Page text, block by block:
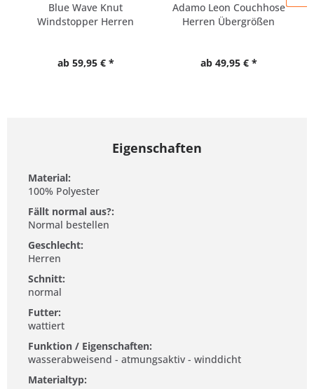
Blue Wave Knut
Windstopper Herren
ab 59,95 € *
Adamo Leon Couchhose
Herren Übergrößen
ab 49,95 € *
Eigenschaften
Material:
100% Polyester
Fällt normal aus?:
Normal bestellen
Geschlecht:
Herren
Schnitt:
normal
Futter:
wattiert
Funktion / Eigenschaften:
wasserabweisend - atmungsaktiv - winddicht
Materialtyp: